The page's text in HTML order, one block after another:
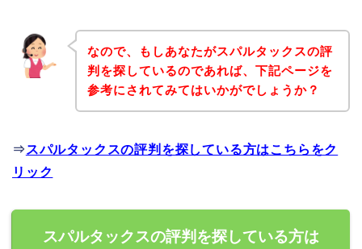
なので、もしあなたがスパルタックスの評
判を探しているのであれば、下記ページを
参考にされてみてはいかがでしょうか？
⇒ スパルタックスの評判を探している方はこちらをク
リック
スパルタックスの評判を探している方は